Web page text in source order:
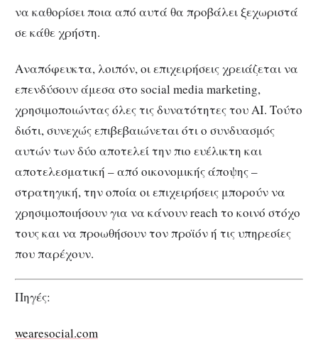
να καθορίσει ποια από αυτά θα προβάλει ξεχωριστά
σε κάθε χρήστη.
Αναπόφευκτα, λοιπόν, οι επιχειρήσεις χρειάζεται να
επενδύσουν άμεσα στο social media marketing,
χρησιμοποιώντας όλες τις δυνατότητες του AI. Τούτο
διότι, συνεχώς επιβεβαιώνεται ότι ο συνδυασμός
αυτών των δύο αποτελεί την πιο ευέλικτη και
αποτελεσματική – από οικονομικής άποψης –
στρατηγική, την οποία οι επιχειρήσεις μπορούν να
χρησιμοποιήσουν για να κάνουν reach το κοινό στόχο
τους και να προωθήσουν τον προϊόν ή τις υπηρεσίες
που παρέχουν.
Πηγές:
wearesocial.com